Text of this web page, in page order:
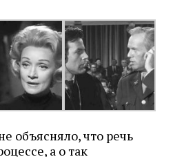
объясняло, что речь
а о так